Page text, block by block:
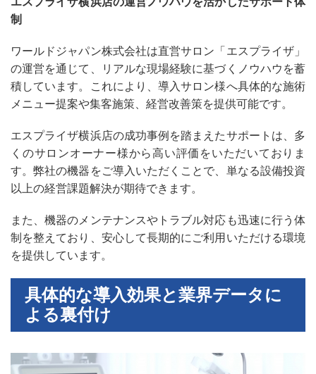
制
ワールドジャパン株式会社は直営サロン「エスプライザ」
の運営を通じて、リアルな現場経験に基づくノウハウを蓄
積しています。これにより、導入サロン様へ具体的な施術
メニュー提案や集客施策、経営改善策を提供可能です。
エスプライザ横浜店の成功事例を踏まえたサポートは、多
くのサロンオーナー様から高い評価をいただいておりま
す。弊社の機器をご導入いただくことで、単なる設備投資
以上の経営課題解決が期待できます。
また、機器のメンテナンスやトラブル対応も迅速に行う体
制を整えており、安心して長期的にご利用いただける環境
を提供しています。
具体的な導入効果と業界データに
よる裏付け